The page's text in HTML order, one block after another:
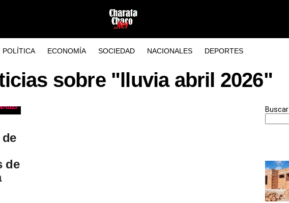
POLÍTICA ECONOMÍA SOCIEDAD NACIONALES DEPORTES
sobre "lluvia abril 2026"
de
Buscar